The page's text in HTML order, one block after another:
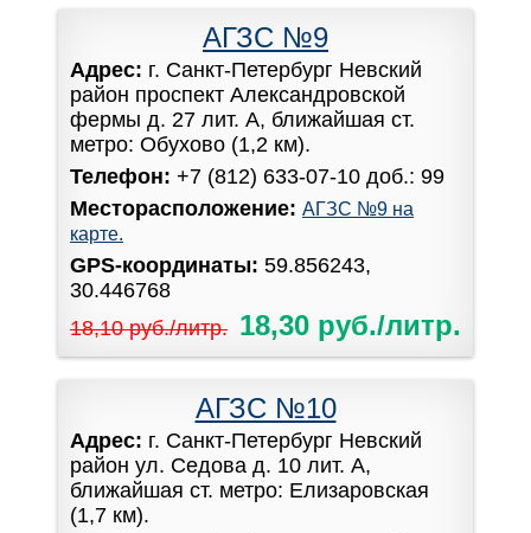
АГЗС №9
Адрес: г. Санкт-Петербург Невский
район проспект Александровской
фермы д. 27 лит. А, ближайшая ст.
метро: Обухово (1,2 км).
Телефон: +7 (812) 633-07-10 доб.: 99
Месторасположение: АГЗС №9 на
карте.
GPS-координаты: 59.856243,
30.446768
18,10 руб./литр. 18,30 руб./литр.
АГЗС №10
Адрес: г. Санкт-Петербург Невский
район ул. Седова д. 10 лит. А,
ближайшая ст. метро: Елизаровская
(1,7 км).